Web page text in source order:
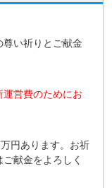
い祈りとご献金
営費のためにお
円あります。お祈
献金をよろしく